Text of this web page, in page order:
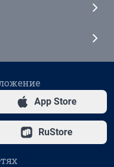
App Store
RuStore